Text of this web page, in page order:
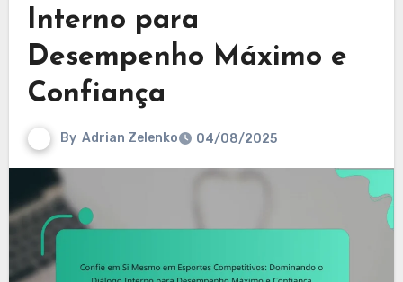
Interno para
Desempenho Máximo e
Confiança
By Adrian Zelenko 04/08/2025